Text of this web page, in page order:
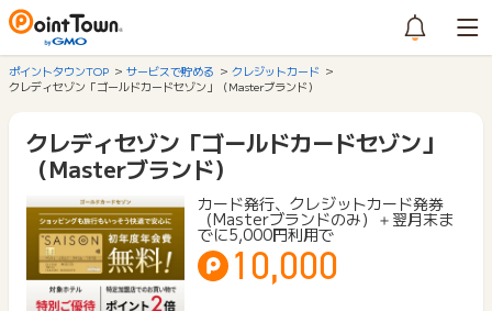
ポイントタウンTOP サービスで貯める
クレジットカード
クレディセゾン「ゴールドカードセゾン」（Masterブランド）
クレディセゾン「ゴールドカードセゾン」
（Masterブランド）
カード発行、クレジットカード発券
（Masterブランドのみ）＋翌月末ま
でに5,000円利用で
10,000